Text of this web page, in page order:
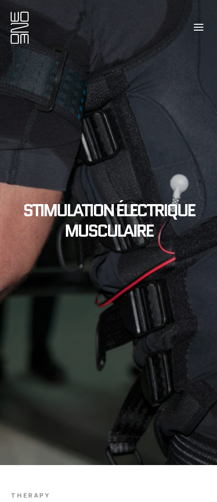
STIMULATION ÉLECTRIQUE
MUSCULAIRE
THERAPY